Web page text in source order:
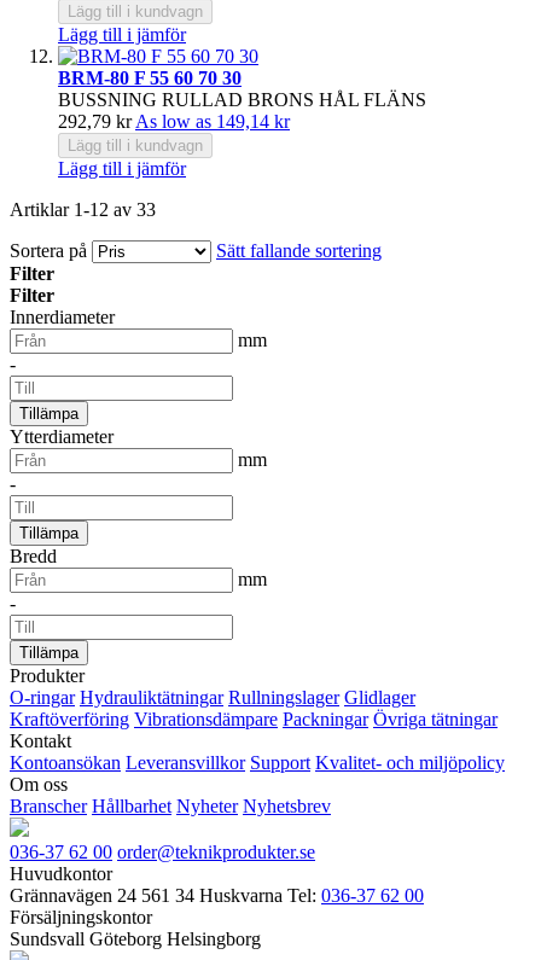
Lägg till i kundvagn
Lägg till i jämför
BRM-80 F 55 60 70 30
BUSSNING RULLAD BRONS HÅL FLÄNS
292,79 kr As low as 149,14 kr
Lägg till i kundvagn
Lägg till i jämför
Artiklar 1-12 av 33
Sortera på
Sätt fallande sortering
Filter
Filter
Innerdiameter
mm
-
Tillämpa
Ytterdiameter
mm
-
Tillämpa
Bredd
mm
-
Tillämpa
Produkter
O-ringar Hydrauliktätningar Rullningslager Glidlager
Kraftöverföring Vibrationsdämpare Packningar Övriga tätningar
Kontakt
Kontoansökan Leveransvillkor Support Kvalitet- och miljöpolicy
Om oss
Branscher Hållbarhet Nyheter Nyhetsbrev
036-37 62 00 order@teknikprodukter.se
Huvudkontor
Grännavägen 24 561 34 Huskvarna Tel: 036-37 62 00
Försäljningskontor
Sundsvall Göteborg Helsingborg